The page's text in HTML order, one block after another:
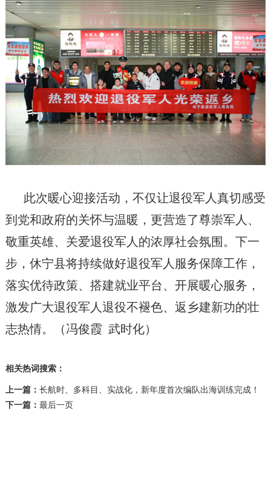
此次暖心迎接活动，不仅让退役军人真切感受
到党和政府的关怀与温暖，更营造了尊崇军人、
敬重英雄、关爱退役军人的浓厚社会氛围。下一
步，休宁县将持续做好退役军人服务保障工作，
落实优待政策、搭建就业平台、开展暖心服务，
激发广大退役军人退役不褪色、返乡建新功的壮
志热情。（冯俊霞 武时化）
相关热词搜索：
上一篇： 长航时、多科目、实战化，新年度首次编队出海训练完成！
下一篇： 最后一页